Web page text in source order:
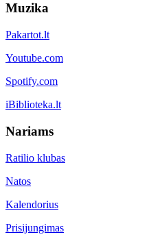
Muzika
Pakartot.lt
Youtube.com
Spotify.com
iBiblioteka.lt
Nariams
Ratilio klubas
Natos
Kalendorius
Prisijungimas